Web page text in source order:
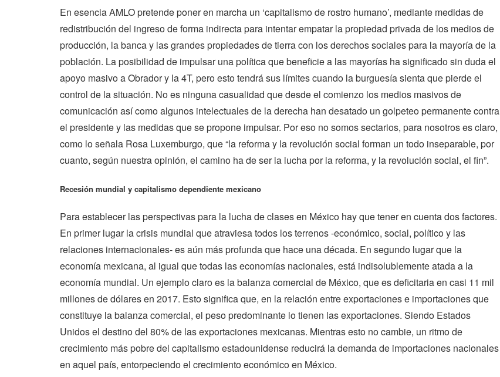
En esencia AMLO pretende poner en marcha un ‘capitalismo de rostro humano’, mediante medidas de
redistribución del ingreso de forma indirecta para intentar empatar la propiedad privada de los medios de
producción, la banca y las grandes propiedades de tierra con los derechos sociales para la mayoría de la
población. La posibilidad de impulsar una política que beneficie a las mayorías ha significado sin duda el
apoyo masivo a Obrador y la 4T, pero esto tendrá sus límites cuando la burguesía sienta que pierde el
control de la situación. No es ninguna casualidad que desde el comienzo los medios masivos de
comunicación así como algunos intelectuales de la derecha han desatado un golpeteo permanente contra
el presidente y las medidas que se propone impulsar. Por eso no somos sectarios, para nosotros es claro,
como lo señala Rosa Luxemburgo, que “la reforma y la revolución social forman un todo inseparable, por
cuanto, según nuestra opinión, el camino ha de ser la lucha por la reforma, y la revolución social, el fin”.
Recesión mundial y capitalismo dependiente mexicano
Para establecer las perspectivas para la lucha de clases en México hay que tener en cuenta dos factores.
En primer lugar la crisis mundial que atraviesa todos los terrenos -económico, social, político y las
relaciones internacionales- es aún más profunda que hace una década. En segundo lugar que la
economía mexicana, al igual que todas las economías nacionales, está indisolublemente atada a la
economía mundial. Un ejemplo claro es la balanza comercial de México, que es deficitaria en casi 11 mil
millones de dólares en 2017. Esto significa que, en la relación entre exportaciones e importaciones que
constituye la balanza comercial, el peso predominante lo tienen las exportaciones. Siendo Estados
Unidos el destino del 80% de las exportaciones mexicanas. Mientras esto no cambie, un ritmo de
crecimiento más pobre del capitalismo estadounidense reducirá la demanda de importaciones nacionales
en aquel país, entorpeciendo el crecimiento económico en México.